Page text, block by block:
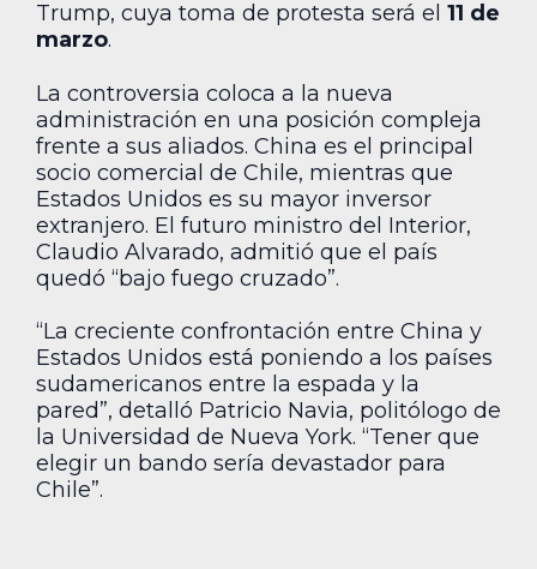
Trump, cuya toma de protesta será el 11 de
marzo.
La controversia coloca a la nueva
administración en una posición compleja
frente a sus aliados. China es el principal
socio comercial de Chile, mientras que
Estados Unidos es su mayor inversor
extranjero. El futuro ministro del Interior,
Claudio Alvarado, admitió que el país
quedó “bajo fuego cruzado”.
“La creciente confrontación entre China y
Estados Unidos está poniendo a los países
sudamericanos entre la espada y la
pared”, detalló Patricio Navia, politólogo de
la Universidad de Nueva York. “Tener que
elegir un bando sería devastador para
Chile”.